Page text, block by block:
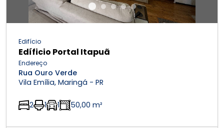
Edifício
Edíficio Portal Itapuã
Endereço
Rua Ouro Verde
Vila Emília, Maringá - PR
2 1 1 50,00 m²